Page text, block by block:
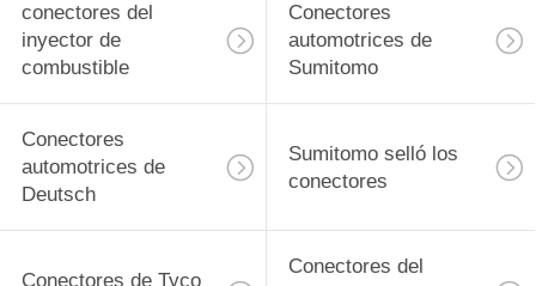
conectores del
inyector de
combustible
Conectores
automotrices de
Sumitomo
Conectores
automotrices de
Deutsch
Sumitomo selló los
conectores
Conectores de Tyco
Conectores del